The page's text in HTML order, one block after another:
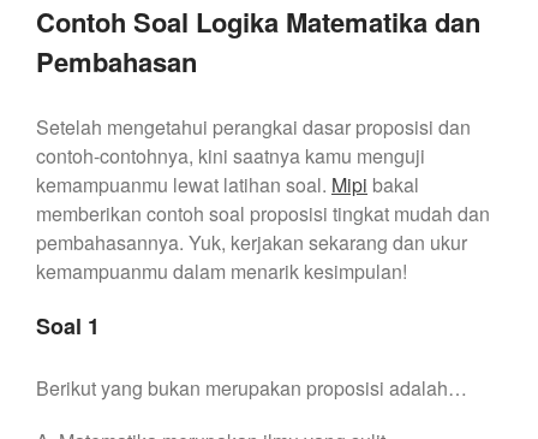
Contoh Soal Logika Matematika dan
Pembahasan
Setelah mengetahui perangkai dasar proposisi dan
contoh-contohnya, kini saatnya kamu menguji
kemampuanmu lewat latihan soal. Mipi bakal
memberikan contoh soal proposisi tingkat mudah dan
pembahasannya. Yuk, kerjakan sekarang dan ukur
kemampuanmu dalam menarik kesimpulan!
Soal 1
Berikut yang bukan merupakan proposisi adalah…